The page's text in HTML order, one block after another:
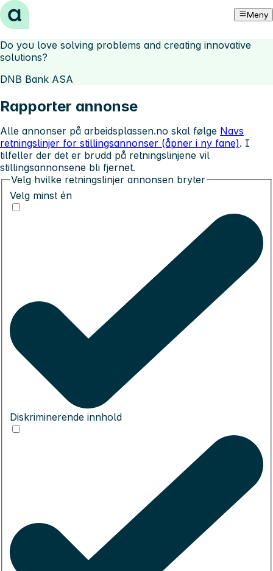
Hopp til innhold Meny
Do you love solving problems and creating innovative
solutions?
DNB Bank ASA
Rapporter annonse
Alle annonser på arbeidsplassen.no skal følge Navs
retningslinjer for stillingsannonser (åpner i ny fane). I
tilfeller der det er brudd på retningslinjene vil
stillingsannonsene bli fjernet.
Velg hvilke retningslinjer annonsen bryter
Velg minst én
Diskriminerende innhold